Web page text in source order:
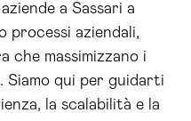
a Sassari a
processi aziendali,
che massimizzano i
Siamo qui per guidarti
la scalabilità e la